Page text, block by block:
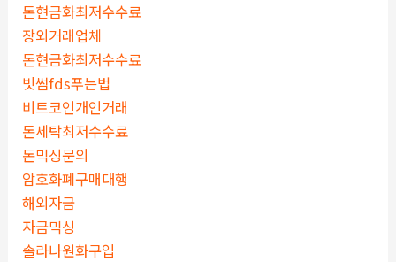
돈현금화최저수수료
장외거래업체
돈현금화최저수수료
빗썸fds푸는법
비트코인개인거래
돈세탁최저수수료
돈믹싱문의
암호화폐구매대행
해외자금
자금믹싱
솔라나원화구입